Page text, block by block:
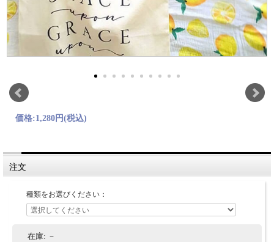
価格:1,280円(税込)
注文
種類をお選びください：
在庫: －